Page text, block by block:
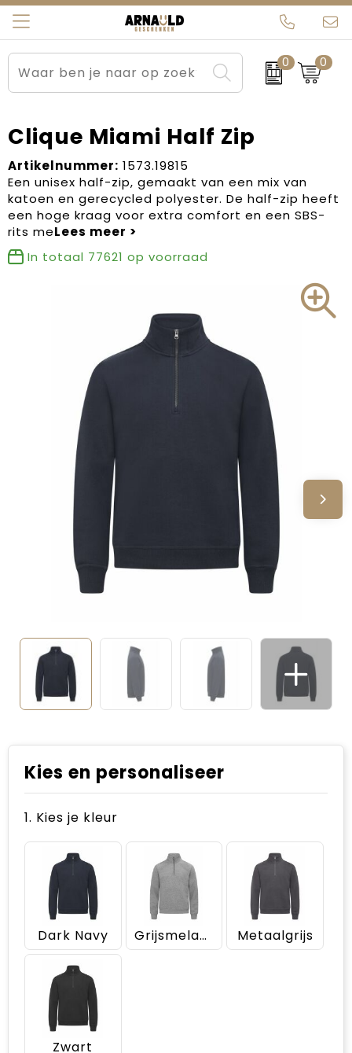
0 0
Relatiegeschenken
Sportkleding
Werkkleding
Kleding en textiel
Tassen
Beurs en Evenementen
Brievenbuspakketten
Carnaval
Dag van de Zorg
Kerstartikelen
Sinterklaas
Verjaardagen
Voetbal, EK en WK
Voor de bouw
Zomergeschenken
Zomerpakketten
Arnauld Kerstpakketten
MijnEigenKadootje
Ons team
Contact
Blogs
Clique Miami Half Zip
Artikelnummer: 1573.19815
Een unisex half-zip, gemaakt van een mix van
katoen en gerecycled polyester. De half-zip heeft
een hoge kraag voor extra comfort en een SBS-
rits me
In totaal 77621 op voorraad
Kies en personaliseer
1. Kies je kleur
Dark Navy Grijsmelange Metaalgrijs
Zwart